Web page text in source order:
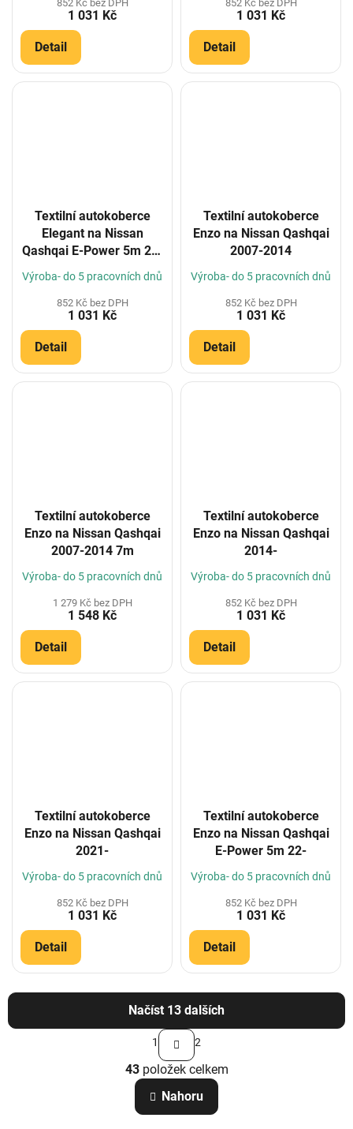
852 Kč bez DPH
1 031 Kč
Detail
852 Kč bez DPH
1 031 Kč
Detail
Textilní autokoberce
Elegant na Nissan
Qashqai E-Power 5m 22-
(Konfigurátor)
Výroba- do 5 pracovních dnů
852 Kč bez DPH
1 031 Kč
Detail
Textilní autokoberce
Enzo na Nissan Qashqai
2007-2014
Výroba- do 5 pracovních dnů
852 Kč bez DPH
1 031 Kč
Detail
Textilní autokoberce
Enzo na Nissan Qashqai
2007-2014 7m
Výroba- do 5 pracovních dnů
1 279 Kč bez DPH
1 548 Kč
Detail
Textilní autokoberce
Enzo na Nissan Qashqai
2014-
Výroba- do 5 pracovních dnů
852 Kč bez DPH
1 031 Kč
Detail
Textilní autokoberce
Enzo na Nissan Qashqai
2021-
Výroba- do 5 pracovních dnů
852 Kč bez DPH
1 031 Kč
Detail
Textilní autokoberce
Enzo na Nissan Qashqai
E-Power 5m 22-
Výroba- do 5 pracovních dnů
852 Kč bez DPH
1 031 Kč
Detail
O
v
l
á
d
Načíst 13 dalších
S
t
r
á
n
k
o
1 2
43položek celkem
Nahoru